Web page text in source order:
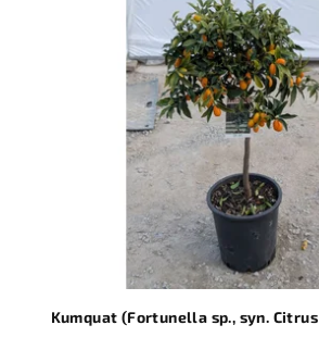
Kumquat (Fortunella sp., syn.